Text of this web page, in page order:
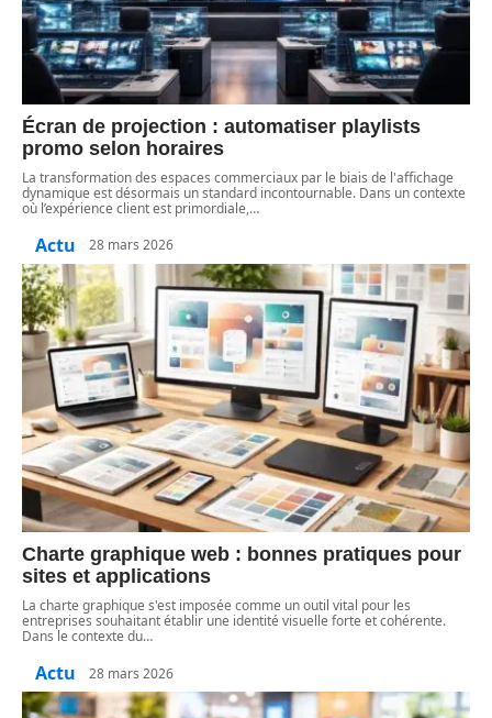
Écran de projection : automatiser playlists
promo selon horaires
La transformation des espaces commerciaux par le biais de l'affichage
dynamique est désormais un standard incontournable. Dans un contexte
où l’expérience client est primordiale,…
Actu 28 mars 2026
Charte graphique web : bonnes pratiques pour
sites et applications
La charte graphique s'est imposée comme un outil vital pour les
entreprises souhaitant établir une identité visuelle forte et cohérente.
Dans le contexte du…
Actu 28 mars 2026